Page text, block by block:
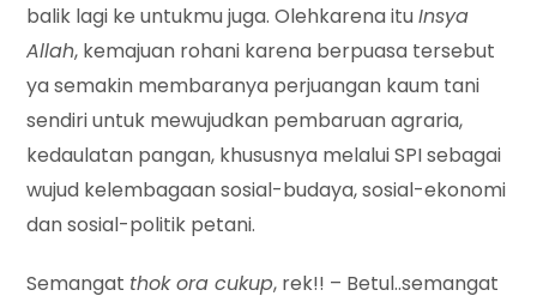
balik lagi ke untukmu juga. Olehkarena ituInsya
Allah, kemajuan rohani karena berpuasa tersebut
ya semakin membaranya perjuangan kaum tani
sendiri untuk mewujudkan pembaruan agraria,
kedaulatan pangan, khususnya melalui SPI sebagai
wujud kelembagaan sosial-budaya, sosial-ekonomi
dan sosial-politik petani.
Semangat thok ora cukup, rek!! – Betul..semangat